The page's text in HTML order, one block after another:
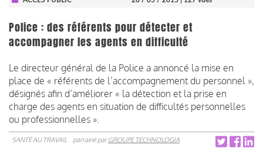
Police : des référents pour détecter et
accompagner les agents en difficulté
Le directeur général de la Police a annoncé la mise en
place de « référents de l’accompagnement du personnel »,
désignés afin d’améliorer « la détection et la prise en
charge des agents en situation de difficultés personnelles
ou professionnelles ».
SANTÉ AU TRAVAIL parrainé parGROUPE TECHNOLOGIA